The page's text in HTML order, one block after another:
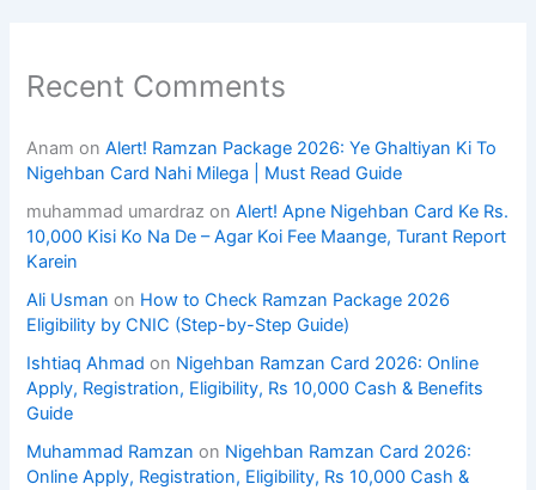
Recent Comments
Anam onAlert! Ramzan Package 2026: Ye Ghaltiyan Ki To
Nigehban Card Nahi Milega | Must Read Guide
muhammad umardraz onAlert! Apne Nigehban Card Ke Rs.
10,000 Kisi Ko Na De – Agar Koi Fee Maange, Turant Report
Karein
Ali Usman on How to Check Ramzan Package 2026
Eligibility by CNIC (Step-by-Step Guide)
Ishtiaq Ahmad on Nigehban Ramzan Card 2026: Online
Apply, Registration, Eligibility, Rs 10,000 Cash & Benefits
Guide
Muhammad Ramzan on Nigehban Ramzan Card 2026:
Online Apply, Registration, Eligibility, Rs 10,000 Cash &